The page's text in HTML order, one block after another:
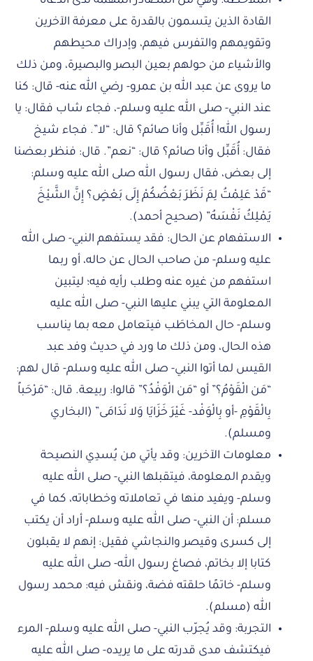
القادة الذين يتسمون بالقدرة على معرفة الآخرين
وتقويمهم والتفرس فيهم، وإدراك محيطهم
والأشياء من حولهم بعين البصر والبصيرة، ومن ذلك
ما يروى عن عبد الله بن عمرو- رضي الله عنه- قال: كنا
عند النبي- صلى الله عليه وسلم-، فجاء شاب فقال: يا
رسول الله! أُقَبِّل وأنا صائم؟ قال: “لا”. فجاء شيخ
فقال: أُقَبِّل وأنا صائم؟ قال: “نعم”. قال: فنظر بعضنا
إلى بعض، فقال رسول الله صلى الله عليه وسلم:
“قَدْ عَلِمْتُ لِمَ نَظَرَ بَعْضُكُمْ إِلَى بَعْضٍ؟ إِنَّ الشَّيْخَ
يَمْلِكُ نَفْسَهُ” (صحيح أحمد).
الاستفهام عن الحال: فقد يستفهم النبي- صلى الله
عليه وسلم- من صاحب الحال عن حاله، أو ربما
استفهم من غيره عنه وطلب رأيه فيه؛ ليتبين
المعلومة التي يبني عليها النبي- صلى الله عليه
وسلم- حال المخاطَب فيتعامل معه بما يناسب
هذه الحال، ومن ذلك ما ورد في حديث وفد عبد
القيس لما أتوا النبي- صلى الله عليه وسلم- قال لهم:
“مَن الْقَوْمُ؟” أو “مَن الْوَفْدُ؟” قالوا: ربيعة. قال: “مَرْحَباً
بِالْقَوْمِ -أو بِالْوَفْد- غَيْرَ خَزَايَا وَلا نَدَامَى” (البخاري
ومسلم).
معلومات الآخرين: وقد يأتي من يُسدِي النصيحة
ويقدم المعلومة، فيتقبلها النبي- صلى الله عليه
وسلم- ويفيد منها في تعاملاته وخطاباته، كما في
مسلم: أن النبي- صلى الله عليه وسلم- أراد أن يكتب
إلى كسرى وقيصر والنجاشي فقيل: إنهم لا يقبلون
كتابا إلا بخاتم، فصاغ رسول الله- صلى الله عليه
وسلم- خاتمًا حلقته فضة، ونقش فيه: محمد رسول
الله (مسلم).
التجربة: وقد يُجرّب النبي- صلى الله عليه وسلم- المرء
فيكتشف مدى قدرته على ما يريده- صلى الله عليه